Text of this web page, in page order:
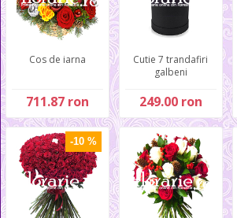
Cos de iarna
711.87 ron
Cutie 7 trandafiri
galbeni
249.00 ron
-10 %